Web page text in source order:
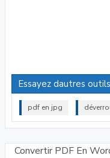
Essayez dautres
pdf en jpg
Convertir PDF En